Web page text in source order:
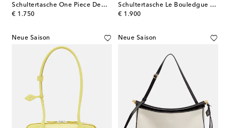
Schultertasche One Piece Demi Lune Small
€ 1.750
original price
Schultertasche Le Bouledgue Small aus Veloursleder
€ 1.900
original price
Neue Saison Neue Saison